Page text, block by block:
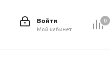
0
Войти
Мой кабинет